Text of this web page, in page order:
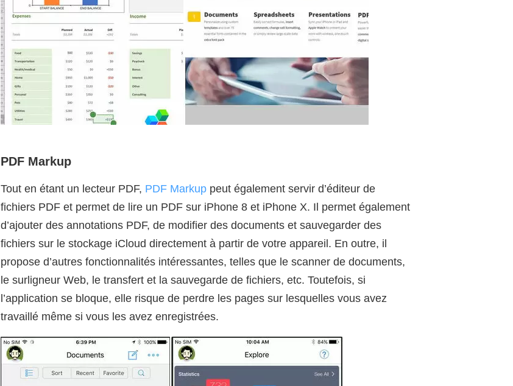
PDF Markup
Tout en étant un lecteur PDF, PDF Markuppeut également servir d’éditeur de
fichiers PDF et permet de lire un PDF sur iPhone 8 et iPhone X. Il permet également
d’ajouter des annotations PDF, de modifier des documents et sauvegarder des
fichiers sur le stockage iCloud directement à partir de votre appareil. En outre, il
propose d’autres fonctionnalités intéressantes, telles que le scanner de documents,
le surligneur Web, le transfert et la sauvegarde de fichiers, etc. Toutefois, si
l’application se bloque, elle risque de perdre les pages sur lesquelles vous avez
travaillé même si vous les avez enregistrées.